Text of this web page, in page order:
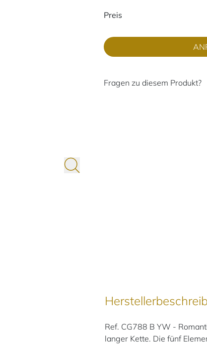
Preis
Fragen zu diesem Produkt?
Ref. CG788 B YW -
langer Kette. Die fünf